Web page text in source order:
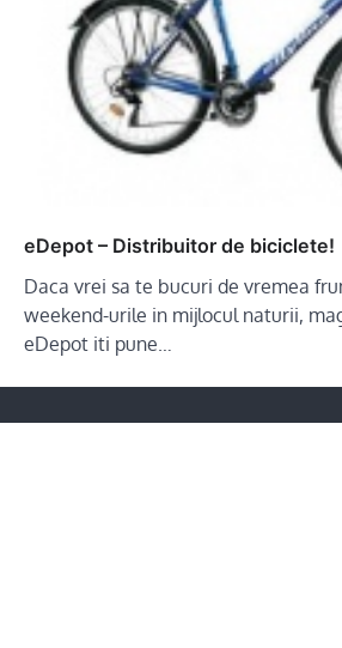
eDepot – Distribuitor de biciclete!
Daca vrei sa te bucuri de vremea
weekend-urile in mijlocul naturii,
eDepot iti pune…